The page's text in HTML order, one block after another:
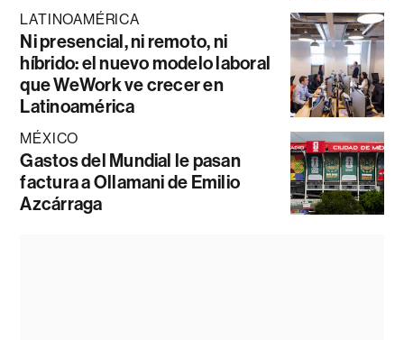
LATINOAMÉRICA
Ni presencial, ni remoto, ni
híbrido: el nuevo modelo laboral
que WeWork ve crecer en
Latinoamérica
MÉXICO
Gastos del Mundial le pasan
factura a Ollamani de Emilio
Azcárraga